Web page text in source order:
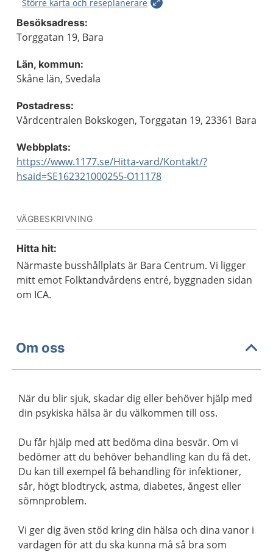
Större karta och reseplanerare
Besöksadress:
Torggatan 19, Bara
Län, kommun:
Skåne län, Svedala
Postadress:
Vårdcentralen Bokskogen, Torggatan 19, 23361 Bara
Webbplats:
https://www.1177.se/Hitta-vard/Kontakt/?
hsaid=SE162321000255-O11178
VÄGBESKRIVNING
Hitta hit:
Närmaste busshållplats är Bara Centrum. Vi ligger
mitt emot Folktandvårdens entré, byggnaden sidan
om ICA.
Om oss
När du blir sjuk, skadar dig eller behöver hjälp med
din psykiska hälsa är du välkommen till oss.
Du får hjälp med att bedöma dina besvär. Om vi
bedömer att du behöver behandling kan du få det.
Du kan till exempel få behandling för infektioner,
sår, högt blodtryck, astma, diabetes, ångest eller
sömnproblem.
Vi ger dig även stöd kring din hälsa och dina vanor i
vardagen för att du ska kunna må så bra som